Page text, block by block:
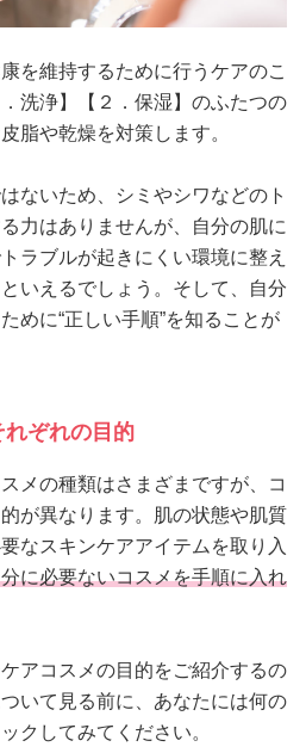
を維持するために行うケアのこ
洗浄】【２．保湿】のふたつの
脂や乾燥を対策します。
ないため、シミやシワなどのト
力はありませんが、自分の肌に
ラブルが起きにくい環境に整え
いえるでしょう。そして、自分
めに“正しい手順”を知ることが
ぞれの目的
メの種類はさまざまですが、コ
が異なります。肌の状態や肌質
なスキンケアアイテムを取り入
に必要ないコスメを手順に入れ
アコスメの目的をご紹介するの
いて見る前に、あなたには何の
クしてみてください。